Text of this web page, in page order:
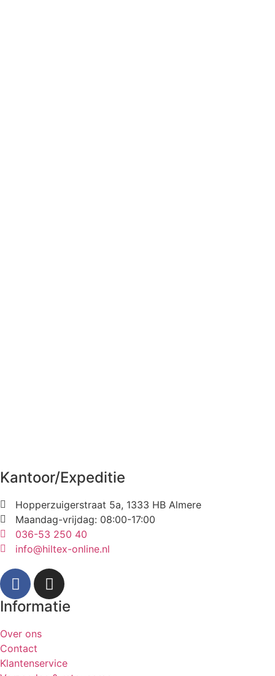
Kantoor/Expeditie
Hopperzuigerstraat 5a, 1333 HB Almere
Maandag-vrijdag: 08:00-17:00
036-53 250 40
info@hiltex-online.nl
Informatie
Over ons
Contact
Klantenservice